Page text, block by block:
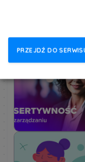
rozwiązywania
pracy i satysfakcję
PRZEJDŹ DO